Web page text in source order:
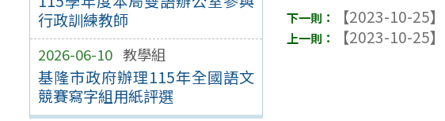
行政訓練教師
2026-06-10 教學組
基隆市政府辦理115年全國語文
競賽寫字組用紙評選
【2023-10-25】
【2023-10-25】